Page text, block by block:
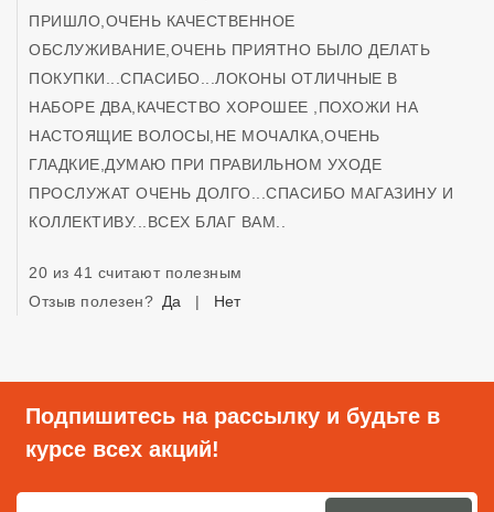
ПРИШЛО,ОЧЕНЬ КАЧЕСТВЕННОЕ
ОБСЛУЖИВАНИЕ,ОЧЕНЬ ПРИЯТНО БЫЛО ДЕЛАТЬ
ПОКУПКИ...СПАСИБО...ЛОКОНЫ ОТЛИЧНЫЕ В
НАБОРЕ ДВА,КАЧЕСТВО ХОРОШЕЕ ,ПОХОЖИ НА
НАСТОЯЩИЕ ВОЛОСЫ,НЕ МОЧАЛКА,ОЧЕНЬ
ГЛАДКИЕ,ДУМАЮ ПРИ ПРАВИЛЬНОМ УХОДЕ
ПРОСЛУЖАТ ОЧЕНЬ ДОЛГО...СПАСИБО МАГАЗИНУ И
КОЛЛЕКТИВУ...ВСЕХ БЛАГ ВАМ..
20 из 41 считают полезным
Отзыв полезен? Да | Нет
Подпишитесь на рассылку и будьте в
курсе всех акций!